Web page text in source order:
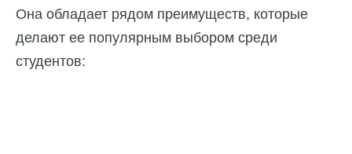
Она обладает рядом преимуществ, которые
делают ее популярным выбором среди
студентов: